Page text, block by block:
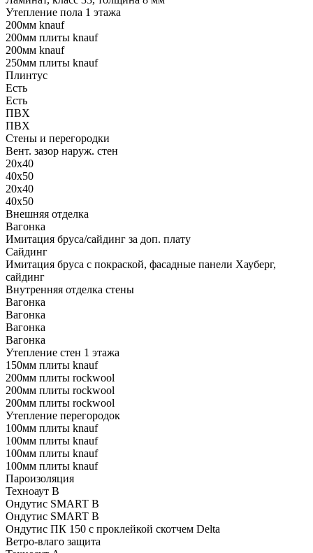
Утепление пола 1 этажа
200мм knauf
200мм плиты knauf
200мм knauf
250мм плиты knauf
Плинтус
Есть
Есть
ПВХ
ПВХ
Стены и перегородки
Вент. зазор наруж. стен
20х40
40х50
20х40
40х50
Внешняя отделка
Вагонка
Имитация бруса/сайдинг за доп. плату
Сайдинг
Имитация бруса с покраской, фасадные панели Хауберг,
сайдинг
Внутренняя отделка стены
Вагонка
Вагонка
Вагонка
Вагонка
Утепление стен 1 этажа
150мм плиты knauf
200мм плиты rockwool
200мм плиты rockwool
200мм плиты rockwool
Утепление перегородок
100мм плиты knauf
100мм плиты knauf
100мм плиты knauf
100мм плиты knauf
Пароизоляция
Техноаут В
Ондутис SMART B
Ондутис SMART В
Ондутис ПК 150 с проклейкой скотчем Delta
Ветро-влаго защита